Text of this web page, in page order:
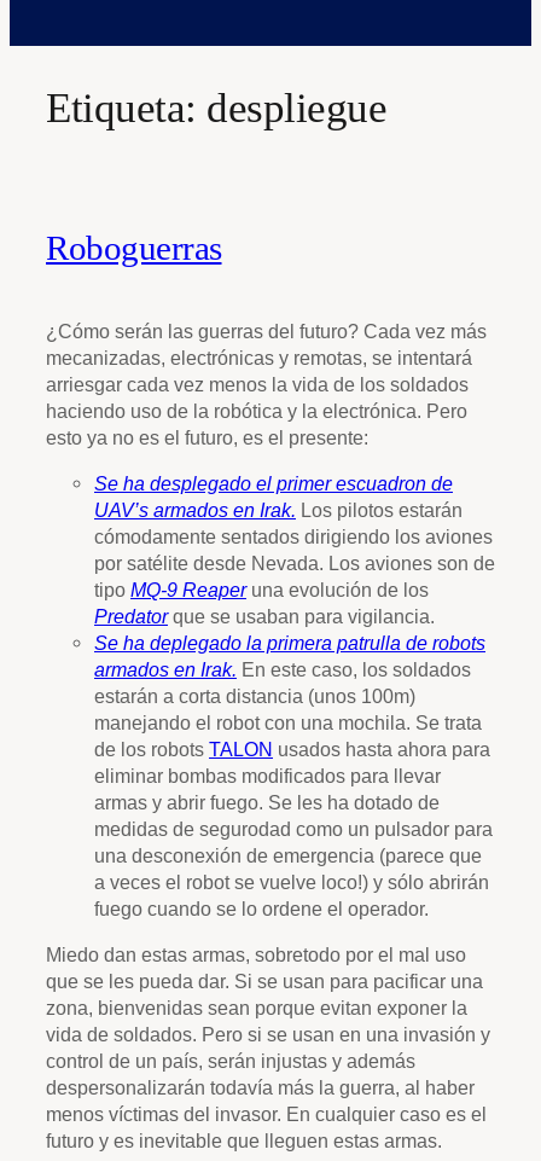
Etiqueta: despliegue
Roboguerras
¿Cómo serán las guerras del futuro? Cada vez más
mecanizadas, electrónicas y remotas, se intentará
arriesgar cada vez menos la vida de los soldados
haciendo uso de la robótica y la electrónica. Pero
esto ya no es el futuro, es el presente:
Se ha desplegado el primer escuadron de
UAV’s armados en Irak. Los pilotos estarán
cómodamente sentados dirigiendo los aviones
por satélite desde Nevada. Los aviones son de
tipo MQ-9 Reaperuna evolución de los
Predatorque se usaban para vigilancia.
Se ha deplegado la primera patrulla de robots
armados en Irak. En este caso, los soldados
estarán a corta distancia (unos 100m)
manejando el robot con una mochila. Se trata
de los robots TALON usados hasta ahora para
eliminar bombas modificados para llevar
armas y abrir fuego. Se les ha dotado de
medidas de segurodad como un pulsador para
una desconexión de emergencia (parece que
a veces el robot se vuelve loco!) y sólo abrirán
fuego cuando se lo ordene el operador.
Miedo dan estas armas, sobretodo por el mal uso
que se les pueda dar. Si se usan para pacificar una
zona, bienvenidas sean porque evitan exponer la
vida de soldados. Pero si se usan en una invasión y
control de un país, serán injustas y además
despersonalizarán todavía más la guerra, al haber
menos víctimas del invasor. En cualquier caso es el
futuro y es inevitable que lleguen estas armas.